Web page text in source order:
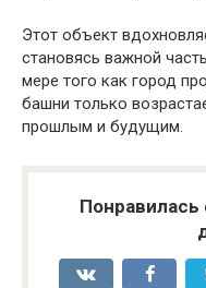
Этот объект
становясь важной
мере того как город
башни только
прошлым и будущим.
Понравилась